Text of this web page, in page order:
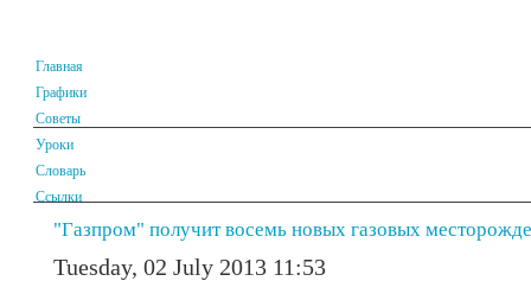
Главная
Графики
Советы
Уроки
Словарь
Ссылки
"Газпром" получит восемь новых газовых
Tuesday, 02 July 2013 11:53